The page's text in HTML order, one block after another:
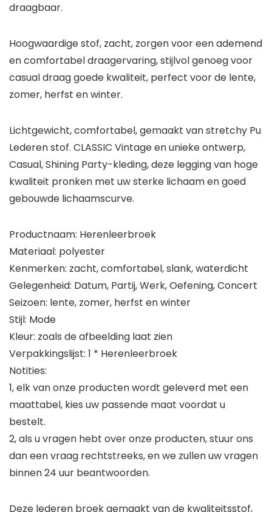
draagbaar.
Hoogwaardige stof, zacht, zorgen voor een ademend
en comfortabel draagervaring, stijlvol genoeg voor
casual draag goede kwaliteit, perfect voor de lente,
zomer, herfst en winter.
Lichtgewicht, comfortabel, gemaakt van stretchy Pu
Lederen stof. CLASSIC Vintage en unieke ontwerp,
Casual, Shining Party-kleding, deze legging van hoge
kwaliteit pronken met uw sterke lichaam en goed
gebouwde lichaamscurve.
Productnaam: Herenleerbroek
Materiaal: polyester
Kenmerken: zacht, comfortabel, slank, waterdicht
Gelegenheid: Datum, Partij, Werk, Oefening, Concert
Seizoen: lente, zomer, herfst en winter
Stijl: Mode
Kleur: zoals de afbeelding laat zien
Verpakkingslijst: 1 * Herenleerbroek
Notities:
1, elk van onze producten wordt geleverd met een
maattabel, kies uw passende maat voordat u
bestelt.
2, als u vragen hebt over onze producten, stuur ons
dan een vraag rechtstreeks, en we zullen uw vragen
binnen 24 uur beantwoorden.
Deze lederen broek gemaakt van de kwaliteitsstof,